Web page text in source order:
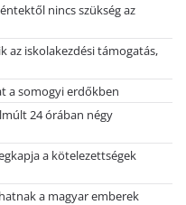
nincs szükség az
az iskolakezdési támogatás,
a somogyi erdőkben
24 órában négy
a kötelezettségek
a magyar emberek